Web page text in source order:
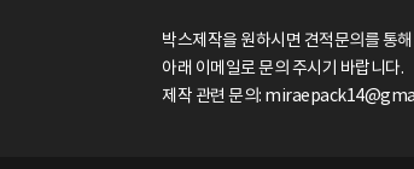
박스제작을 원하시면 견적문의를 통
아래 이메일로 문의 주시기 바랍니다.
제작 관련 문의: